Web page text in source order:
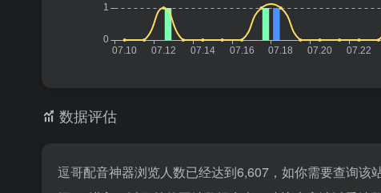
数据评估
逗哥配音神器浏览人数已经达到6,607，如你需要查询该